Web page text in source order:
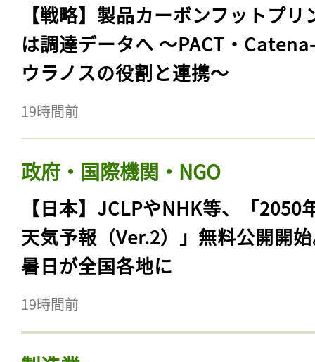
【戦略】製品カーボンフットプリ
は調達データへ 〜PACT・
ウラノスの役割と連携〜
19時間前
政府・国際機関・NGO
【日本】JCLPやNHK等、「2050
天気予報（Ver.2）」無料公開開
暑日が全国各地に
19時間前